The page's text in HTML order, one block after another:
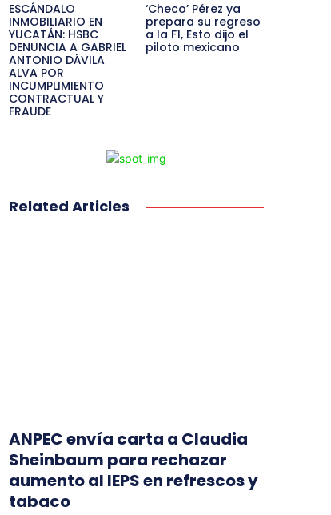
ESCÁNDALO
INMOBILIARIO EN
YUCATÁN: HSBC
DENUNCIA A GABRIEL
ANTONIO DÁVILA
ALVA POR
INCUMPLIMIENTO
CONTRACTUAL Y
FRAUDE
‘Checo’ Pérez ya
prepara su regreso
a la F1, Esto dijo el
piloto mexicano
Related Articles
ANPEC envía carta a Claudia
Sheinbaum para rechazar
aumento al IEPS en refrescos y
tabaco